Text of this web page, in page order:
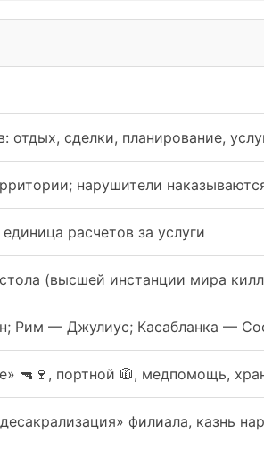
отдых, сделки, планирование,
нарушители наказываются
расчетов за услуги
(высшей инстанции мира
Рим — Джулиус; Касабланка —
🔫🍷, портной 🧥, медпомощь,
филиала, казнь